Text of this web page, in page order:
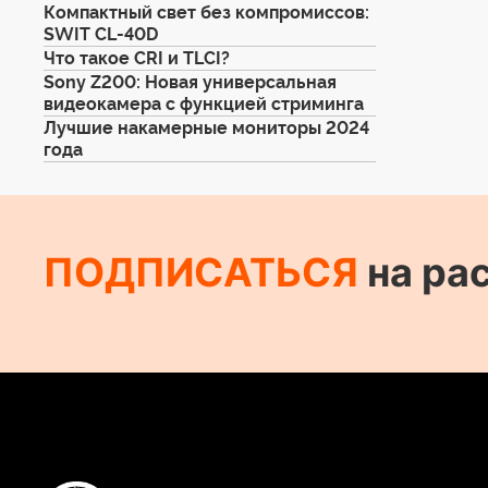
Компактный свет без компромиссов:
SWIT CL-40D
Что такое CRI и TLCI?
Sony Z200: Новая универсальная
видеокамера с функцией стриминга
Лучшие накамерные мониторы 2024
года
ПОДПИСАТЬСЯ на